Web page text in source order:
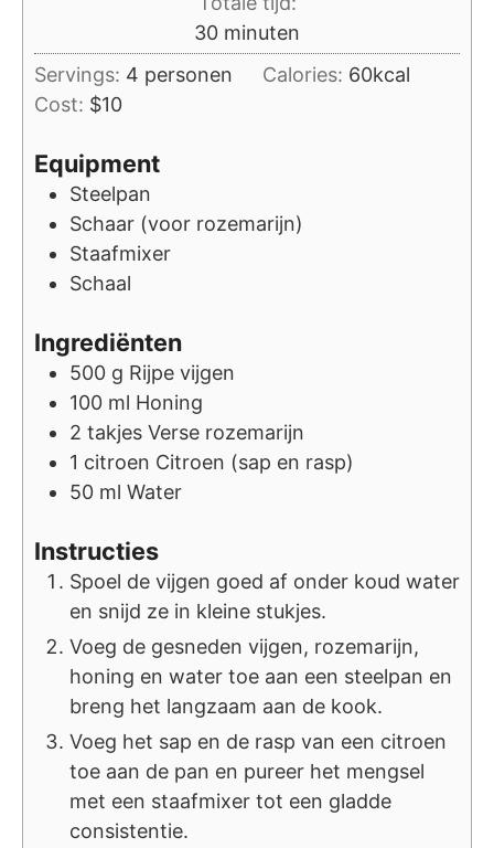
30minuten
minuten
Servings: 4 personen Calories: 60kcal
Cost: $10
Equipment
Steelpan
Schaar (voor rozemarijn)
Staafmixer
Schaal
Ingrediënten
500 g Rijpe vijgen
100 ml Honing
2 takjes Verse rozemarijn
1 citroen Citroen (sap en rasp)
50 ml Water
Instructies
Spoel de vijgen goed af onder koud water
en snijd ze in kleine stukjes.
Voeg de gesneden vijgen, rozemarijn,
honing en water toe aan een steelpan en
breng het langzaam aan de kook.
Voeg het sap en de rasp van een citroen
toe aan de pan en pureer het mengsel
met een staafmixer tot een gladde
consistentie.